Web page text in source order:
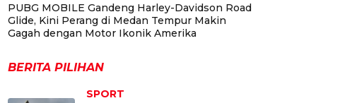
PUBG MOBILE Gandeng Harley-Davidson Road
Glide, Kini Perang di Medan Tempur Makin
Gagah dengan Motor Ikonik Amerika
BERITA PILIHAN
SPORT